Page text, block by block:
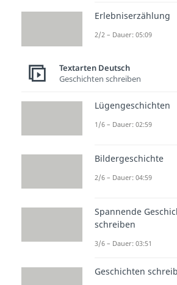
aktuellem
Bunte
Farbige
du nur als
versenden,
auf weiß
musst du
ein weißes
oder drucken.
Ansonsten
werden. In
Erlebniserzählung
2/2 – Dauer: 05:09
Textarten Deutsch
Geschichten schreiben
Lügengeschichten
1/6 – Dauer: 02:59
Bildergeschichte
2/6 – Dauer: 04:59
Spannende
schreiben
3/6 – Dauer: 03:51
Geschichten